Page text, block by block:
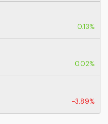
0.13%
0.02%
-3.89%